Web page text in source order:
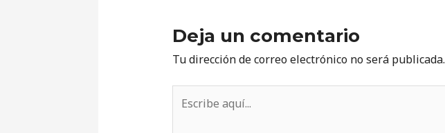
Deja un comentario
Tu dirección de correo electrónico no será publicada.
aquí...